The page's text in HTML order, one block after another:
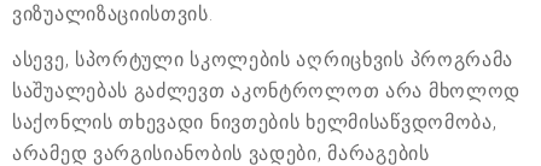
ვიზუალიზაციისთვის.
ასევე, სპორტული სკოლების აღრიცხვის პროგრამა
საშუალებას გაძლევთ აკონტროლოთ არა მხოლოდ
საქონლის თხევადი ნივთების ხელმისაწვდომობა,
არამედ ვარგისიანობის ვადები, მარაგების